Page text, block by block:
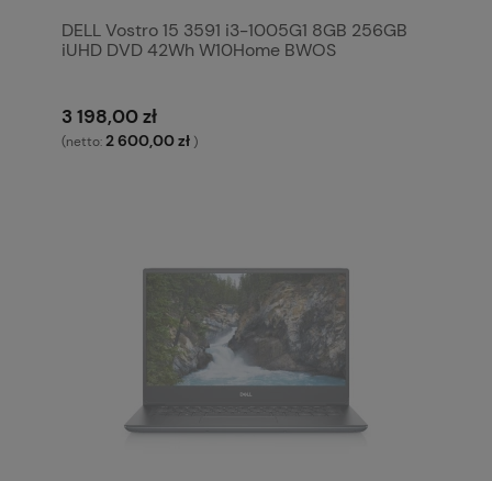
DELL Vostro 15 3591 i3-1005G1 8GB 256GB
iUHD DVD 42Wh W10Home BWOS
3 198,00 zł
(netto:2 600,00 zł )